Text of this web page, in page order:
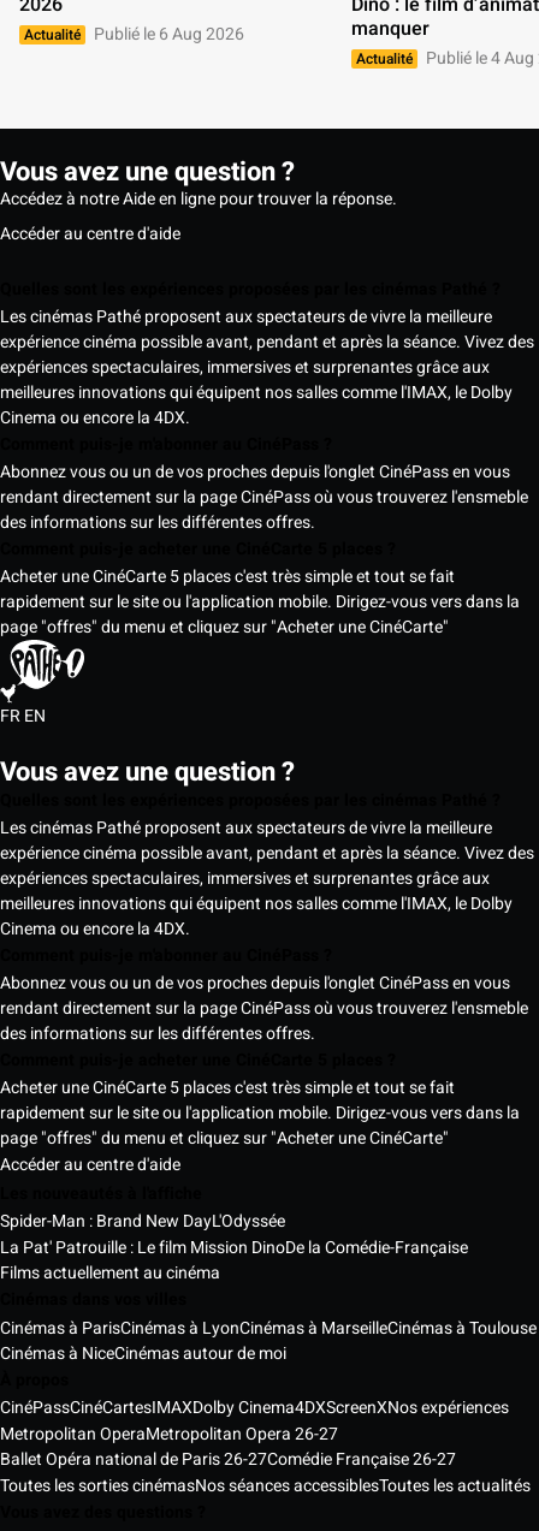
Actualité Publié le 6 Aug 2026
manquer
Actualité Publié le 4
Vous avez une question ?
Accédez à notre Aide en ligne pour trouver la réponse.
Accéder au centre d'aide
Les cinémas Pathé proposent aux spectateurs de vivre la meilleure
expérience cinéma possible avant, pendant et après la séance. Vivez des
expériences spectaculaires, immersives et surprenantes grâce aux
meilleures innovations qui équipent nos salles comme l'IMAX, le Dolby
Cinema ou encore la 4DX.
Abonnez vous ou un de vos proches depuis l'onglet CinéPass en vous
rendant directement sur la page CinéPass où vous trouverez l'ensmeble
des informations sur les différentes offres.
Acheter une CinéCarte 5 places c'est très simple et tout se fait
rapidement sur le site ou l'application mobile. Dirigez-vous vers dans la
page "offres" du menu et cliquez sur "Acheter une CinéCarte"
FREN
Vous avez une question ?
Les cinémas Pathé proposent aux spectateurs de vivre la meilleure
expérience cinéma possible avant, pendant et après la séance. Vivez des
expériences spectaculaires, immersives et surprenantes grâce aux
meilleures innovations qui équipent nos salles comme l'IMAX, le Dolby
Cinema ou encore la 4DX.
Abonnez vous ou un de vos proches depuis l'onglet CinéPass en vous
rendant directement sur la page CinéPass où vous trouverez l'ensmeble
des informations sur les différentes offres.
Acheter une CinéCarte 5 places c'est très simple et tout se fait
rapidement sur le site ou l'application mobile. Dirigez-vous vers dans la
page "offres" du menu et cliquez sur "Acheter une CinéCarte"
Accéder au centre d'aide
Spider-Man : Brand New DayL'Odyssée
La Pat' Patrouille : Le film Mission DinoDe la Comédie-Française
Films actuellement au cinéma
Cinémas à ParisCinémas à LyonCinémas à MarseilleCinémas à Toulouse
Cinémas à NiceCinémas autour de moi
CinéPassCinéCartesIMAXDolby Cinema4DXScreenXNos expériences
Metropolitan OperaMetropolitan Opera 26-27
Ballet Opéra national de Paris 26-27Comédie Française 26-27
Toutes les sorties cinémasNos séances accessiblesToutes les actualités